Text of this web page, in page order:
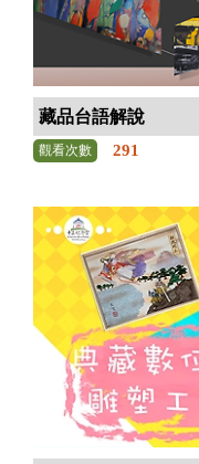
藏品台語解說
觀看次數 291